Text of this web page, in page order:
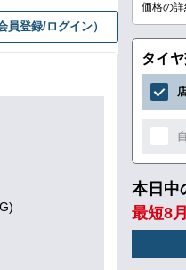
員登録/ログイン）
価格の
タイ
本日中
最短8